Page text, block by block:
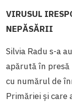
VIRUSUL
NEPĂSĂRII
Silvia Radu s-a
apărută în presă
cu numărul de
Primăriei și care